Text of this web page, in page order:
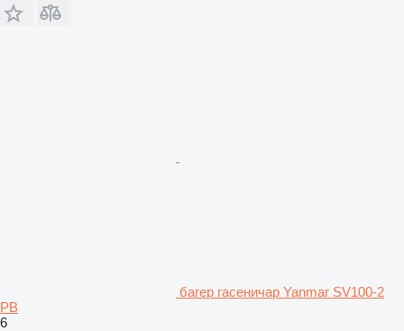
багер гасеничар Yanmar SV100-2
PB
6